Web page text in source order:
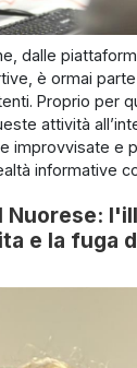
dalle
è ormai
Proprio per
attività
improvvisate e
informative
Nuorese:
e la fuga